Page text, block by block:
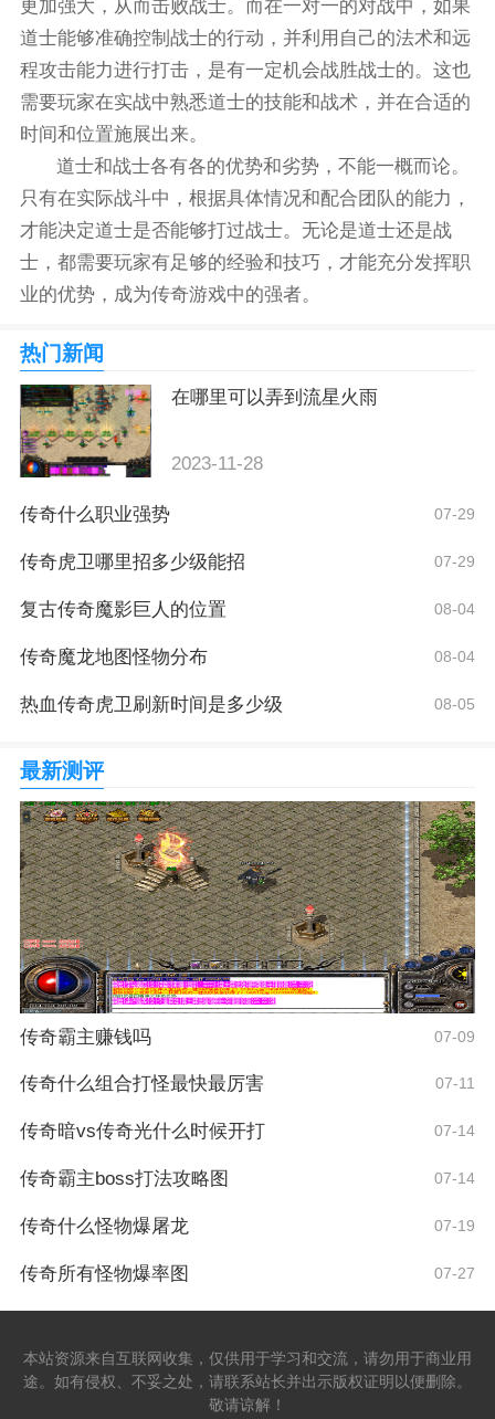
更加强大，从而击败战士。而在一对一的对战中，如果
道士能够准确控制战士的行动，并利用自己的法术和远
程攻击能力进行打击，是有一定机会战胜战士的。这也
需要玩家在实战中熟悉道士的技能和战术，并在合适的
时间和位置施展出来。
道士和战士各有各的优势和劣势，不能一概而论。
只有在实际战斗中，根据具体情况和配合团队的能力，
才能决定道士是否能够打过战士。无论是道士还是战
士，都需要玩家有足够的经验和技巧，才能充分发挥职
业的优势，成为传奇游戏中的强者。
热门新闻
在哪里可以弄到流星火雨
2023-11-28
传奇什么职业强势 07-29
传奇虎卫哪里招多少级能招 07-29
复古传奇魔影巨人的位置 08-04
传奇魔龙地图怪物分布 08-04
热血传奇虎卫刷新时间是多少级 08-05
最新测评
传奇霸主赚钱吗 07-09
传奇什么组合打怪最快最厉害 07-11
传奇暗vs传奇光什么时候开打 07-14
传奇霸主boss打法攻略图 07-14
传奇什么怪物爆屠龙 07-19
传奇所有怪物爆率图 07-27
本站资源来自互联网收集，仅供用于学习和交流，请勿用于商业用
途。如有侵权、不妥之处，请联系站长并出示版权证明以便删除。
敬请谅解！